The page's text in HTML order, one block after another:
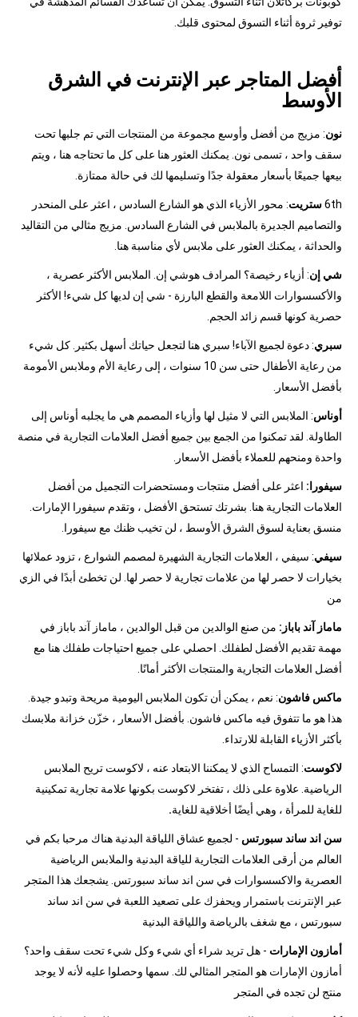
توفير ثروة أثناء التسوق لمحتوى قلبك.
أفضل المتاجر عبر الإنترنت في الشرق
الأوسط
نون: مزيج من أفضل وأوسع مجموعة من المنتجات التي تم جلبها تحت
سقف واحد ، تسمى نون. يمكنك العثور هنا على كل ما تحتاجه هنا ، ويتم
بيعها جميعًا بأسعار معقولة جدًا وتسليمها لك في حالة ممتازة.
6thستريت: محور الأزياء الذي هو الشارع السادس ، اعثر على المنحدر
والتصاميم الجديرة بالملابس في الشارع السادس. مزيج مثالي من التقاليد
والحداثة ، يمكنك العثور على ملابس لأي مناسبة هنا.
شي إن: أزياء رخيصة؟ المرادف هوشي إن. الملابس الأكثر عصرية ،
والأكسسوارات اللامعة والقطع البارزة - شي إن لديها كل شيء! الأكثر
حصرية كونها قسم زائد الحجم.
سبري: دعوة لجميع الآباء! سبري هنا لتجعل حياتك أسهل بكثير. كل شيء
من رعاية الأطفال حتى سن 10 سنوات ، إلى رعاية الأم وملابس الأمومة
بأفضل الأسعار.
أوناس: الملابس التي لا مثيل لها وأزياء المصمم هي ما يجلبه أوناس إلى
الطاولة. لقد تمكنوا من الجمع بين جميع أفضل العلامات التجارية في منصة
واحدة ومنحهم للعملاء بأفضل الأسعار.
سيفورا: اعثر على أفضل منتجات ومستحضرات التجميل من أفضل
العلامات التجارية هنا. بشرتك تستحق الأفضل ، وتقدم سيفورا الإمارات.
منسق بعناية لسوق الشرق الأوسط ، لن تخيب ظنك مع سيفورا.
سيفي: سيفي ، العلامات التجارية الشهيرة لمصمم الشوارع ، تزود عملائها
بخيارات لا حصر لها من علامات تجارية لا حصر لها. لن تخطئ أبدًا في الزي
من
ماماز آند باباز: من صنع الوالدين من قبل الوالدين ، ماماز آند باباز في
مهمة تقديم الأفضل لطفلك. احصلي على جميع احتياجات طفلك هنا مع
أفضل العلامات التجارية والمنتجات الأكثر أمانًا.
ماكس فاشون: نعم ، يمكن أن تكون الملابس اليومية مريحة وتبدو جيدة.
هذا هو ما تتفوق فيه ماكس فاشون. بأفضل الأسعار ، خزّن خزانة ملابسك
بأكثر الأزياء القابلة للارتداء.
لاكوست: التمساح الذي لا يمكننا الابتعاد عنه ، لاكوست تريح الملابس
الرياضية. علاوة على ذلك ، تفتخر لاكوست بكونها علامة تجارية تمكينية
للغاية للمرأة ، وهي أيضًا أخلاقية للغاية.
سن اند ساند سبورتس - لجميع عشاق اللياقة البدنية هناك مرحبا بكم في
العالم من أرقى العلامات التجارية للياقة البدنية والملابس الرياضية
العصرية والاكسسوارات في سن اند ساند سبورتس. يشجعك هذا المتجر
عبر الإنترنت باستمرار ويحفزك على تصعيد اللعبة في سن اند ساند
سبورتس ، مع شغف بالرياضة واللياقة البدنية
أمازون الإمارات - هل تريد شراء أي شيء وكل شيء تحت سقف واحد؟
أمازون الإمارات هو المتجر المثالي لك. سمها وحصلوا عليه لأنه لا يوجد
منتج لن تجده في المتجر